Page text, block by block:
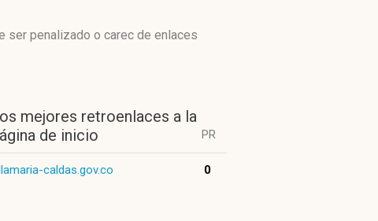
ser penalizado o carec de enlaces
mejores retroenlaces a la
de inicio
PR
caldas.gov.co 0